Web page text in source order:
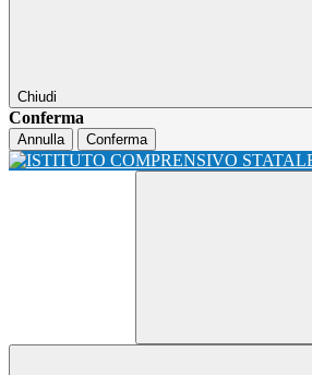
Chiudi
Conferma
Annulla Conferma